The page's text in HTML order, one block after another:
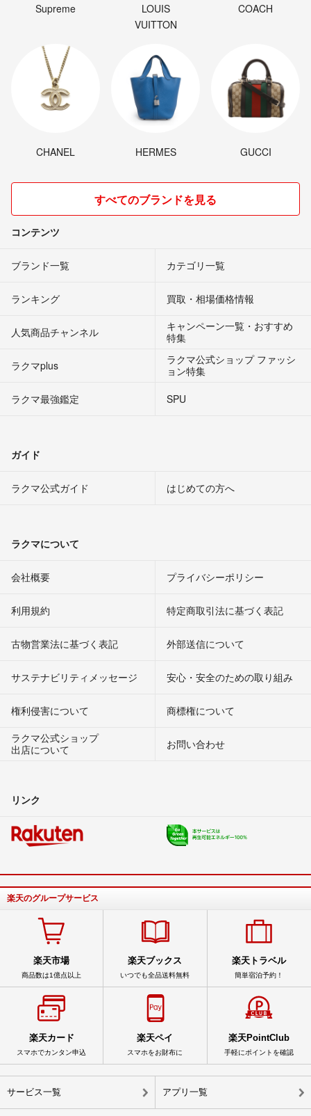
Supreme
LOUIS
VUITTON
COACH
CHANEL HERMES GUCCI
すべてのブランドを見る
コンテンツ
ブランド一覧 カテゴリ一覧
ランキング 買取・相場価格情報
人気商品チャンネル
キャンペーン一覧・おすすめ
特集
ラクマplus
ラクマ公式ショップ ファッシ
ョン特集
ラクマ最強鑑定
SPU
ガイド
ラクマ公式ガイド はじめての方へ
ラクマについて
会社概要 プライバシーポリシー
利用規約 特定商取引法に基づく表記
古物営業法に基づく表記 外部送信について
サステナビリティメッセージ 安心・安全のための取り組み
権利侵害について
商標権について
ラクマ公式ショップ
出店について
お問い合わせ
リンク
楽天のグループサービス
楽天市場
商品数は1億点以上
楽天ブックス
いつでも全品送料無料
楽天トラベル
簡単宿泊予約！
楽天カード
スマホでカンタン申込
楽天ペイ
スマホをお財布に
楽天PointClub
手軽にポイントを確認
サービス一覧 アプリ一覧